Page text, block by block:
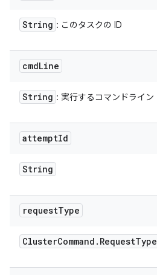
String : このタスクの ID
cmdLine
String : 実行するコマンドライン
attemptId
String
requestType
ClusterCommand . RequestType